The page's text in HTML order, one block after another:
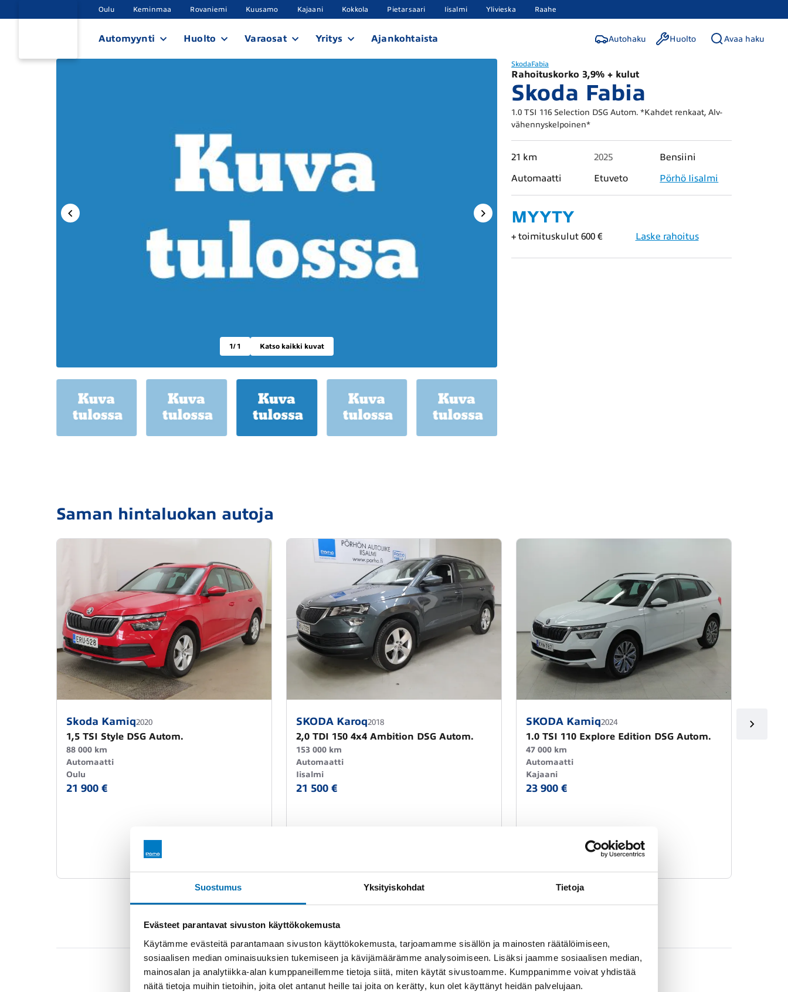
Suostumus Yksityiskohdat Tietoja
Evästeet parantavat sivuston käyttökokemusta
Käytämme evästeitä parantamaan sivuston käyttökokemusta, tarjoamamme sisällön ja mainosten räätälöimiseen,
sosiaalisen median ominaisuuksien tukemiseen ja kävijämäärämme analysoimiseen. Lisäksi jaamme sosiaalisen median,
mainosalan ja analytiikka-alan kumppaneillemme tietoja siitä, miten käytät sivustoamme. Kumppanimme voivat yhdistää
näitä tietoja muihin tietoihin, joita olet antanut heille tai joita on kerätty, kun olet käyttänyt heidän palvelujaan.
Oulu Keminmaa Rovaniemi Kuusamo Kajaani Kokkola Pietarsaari Iisalmi Ylivieska Raahe
Automyynti Huolto Varaosat Yritys Ajankohtaista Autohaku Huolto Avaa haku
1/ 1 Katso kaikki kuvat
SkodaFabia
Rahoituskorko 3,9% + kulut
Skoda Fabia
1.0 TSI 116 Selection DSG Autom. *Kahdet renkaat, Alv-
vähennyskelpoinen*
21 km 2025
Bensiini
Automaatti
Etuveto Pörhö Iisalmi
MYYTY
+ toimituskulut 600 € Laske rahoitus
Saman hintaluokan autoja
Skoda Kamiq2020
1,5 TSI Style DSG Autom.
88 000 km
Automaatti
Oulu
21 900 €
SKODA Karoq2018
2,0 TDI 150 4x4 Ambition DSG Autom.
153 000 km
Automaatti
Iisalmi
21 500 €
SKODA Kamiq2024
1.0 TSI 110 Explore Edition DSG Autom.
47 000 km
Automaatti
Kajaani
23 900 €
PERUSTIEDOT TEKNISET TIEDOT VARUSTEET